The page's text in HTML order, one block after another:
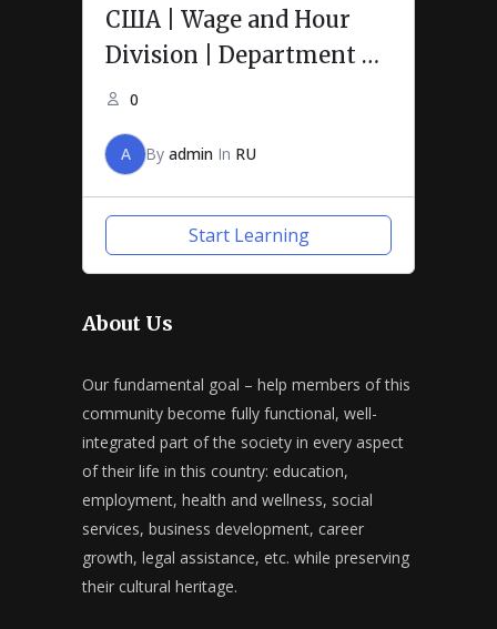
США | Wage and Hour
Division | Department of
Labor
0
A By admin In RU
Start Learning
About Us
Our fundamental goal – help members of this
community become fully functional, well-
integrated part of the society in every aspect
of their life in this country: education,
employment, health and wellness, social
services, business development, career
growth, legal assistance, etc. while preserving
their cultural heritage.